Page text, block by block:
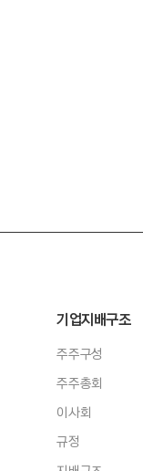
기업지배구조
주주구성
주주총회
이사회
규정